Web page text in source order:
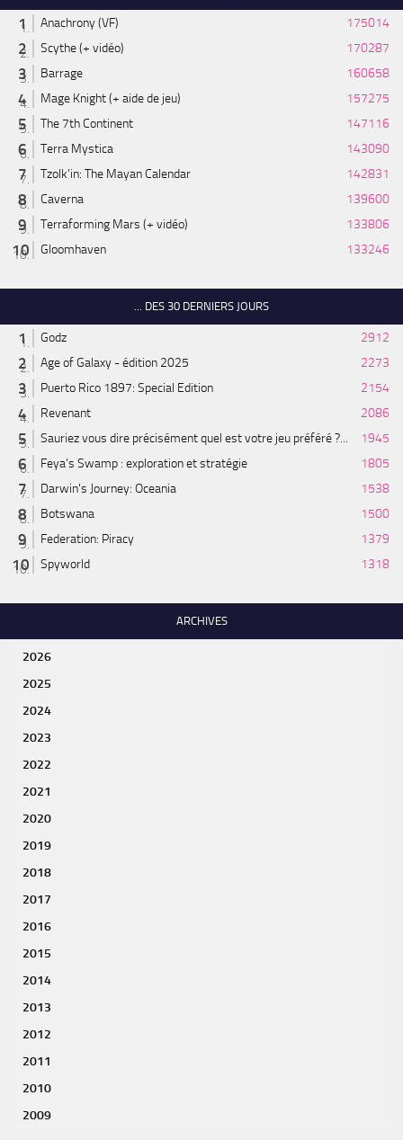
Anachrony (VF)
175014
Scythe (+ vidéo)
170287
Barrage
160658
Mage Knight (+ aide de jeu)
157275
The 7th Continent
147116
Terra Mystica
143090
Tzolk'in: The Mayan Calendar
142831
Caverna
139600
Terraforming Mars (+ vidéo)
133806
Gloomhaven
133246
... DES 30 DERNIERS JOURS
Godz
2912
Age of Galaxy - édition 2025
2273
Puerto Rico 1897: Special Edition
2154
Revenant
2086
Sauriez vous dire précisément quel est votre jeu préféré ?...
1945
Feya’s Swamp : exploration et stratégie
1805
Darwin's Journey: Oceania
1538
Botswana
1500
Federation: Piracy
1379
Spyworld
1318
ARCHIVES
2026
2025
2024
2023
2022
2021
2020
2019
2018
2017
2016
2015
2014
2013
2012
2011
2010
2009